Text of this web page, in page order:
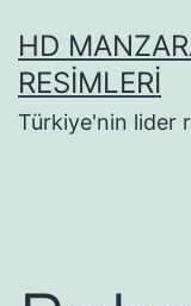
geçHD
RESIMLERI
Türkiye'nin lider